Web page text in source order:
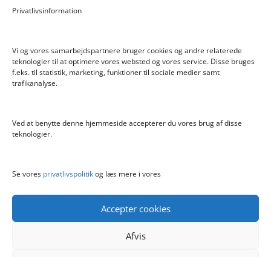
Privatlivsinformation
Vi og vores samarbejdspartnere bruger cookies og andre relaterede
teknologier til at optimere vores websted og vores service. Disse bruges
f.eks. til statistik, marketing, funktioner til sociale medier samt
trafikanalyse.
Ved at benytte denne hjemmeside accepterer du vores brug af disse
teknologier.
Se vores privatlivspolitikog læs mere i vores
Accepter cookies
Afvis
Hyggeligt fehjem med gyldent enhjørning
Info
Kontakt
Privatlivspolitik